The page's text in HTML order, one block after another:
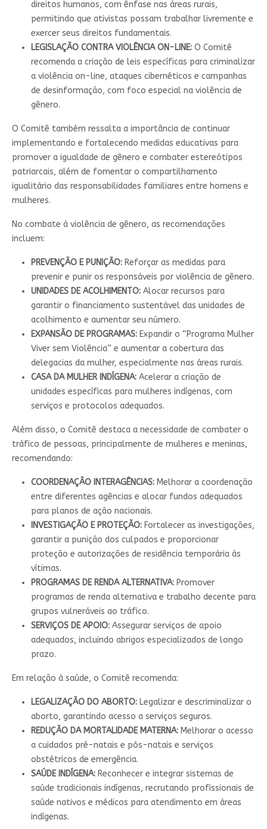
direitos humanos, com ênfase nas áreas rurais,
permitindo que ativistas possam trabalhar livremente e
exercer seus direitos fundamentais.
LEGISLAÇÃO CONTRA VIOLÊNCIA ON-LINE:O Comitê
recomenda a criação de leis específicas para criminalizar
a violência on-line, ataques cibernéticos e campanhas
de desinformação, com foco especial na violência de
gênero.
O Comitê também ressalta a importância de continuar
implementando e fortalecendo medidas educativas para
promover a igualdade de gênero e combater estereótipos
patriarcais, além de fomentar o compartilhamento
igualitário das responsabilidades familiares entre homens e
mulheres.
No combate à violência de gênero, as recomendações
incluem:
PREVENÇÃO E PUNIÇÃO:Reforçar as medidas para
prevenir e punir os responsáveis por violência de gênero.
UNIDADES DE ACOLHIMENTO:Alocar recursos para
garantir o financiamento sustentável das unidades de
acolhimento e aumentar seu número.
EXPANSÃO DE PROGRAMAS:Expandir o “Programa Mulher
Viver sem Violência” e aumentar a cobertura das
delegacias da mulher, especialmente nas áreas rurais.
CASA DA MULHER INDÍGENA:Acelerar a criação de
unidades específicas para mulheres indígenas, com
serviços e protocolos adequados.
Além disso, o Comitê destaca a necessidade de combater o
tráfico de pessoas, principalmente de mulheres e meninas,
recomendando:
COORDENAÇÃO INTERAGÊNCIAS:Melhorar a coordenação
entre diferentes agências e alocar fundos adequados
para planos de ação nacionais.
INVESTIGAÇÃO E PROTEÇÃO:Fortalecer as investigações,
garantir a punição dos culpados e proporcionar
proteção e autorizações de residência temporária às
vítimas.
PROGRAMAS DE RENDA ALTERNATIVA:Promover
programas de renda alternativa e trabalho decente para
grupos vulneráveis ao tráfico.
SERVIÇOS DE APOIO:Assegurar serviços de apoio
adequados, incluindo abrigos especializados de longo
prazo.
Em relação à saúde, o Comitê recomenda:
LEGALIZAÇÃO DO ABORTO:Legalizar e descriminalizar o
aborto, garantindo acesso a serviços seguros.
REDUÇÃO DA MORTALIDADE MATERNA:Melhorar o acesso
a cuidados pré-natais e pós-natais e serviços
obstétricos de emergência.
SAÚDE INDÍGENA:Reconhecer e integrar sistemas de
saúde tradicionais indígenas, recrutando profissionais de
saúde nativos e médicos para atendimento em áreas
indígenas.